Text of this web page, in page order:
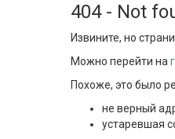
404 - Not
Извините, но
Можно перейти на
Похоже, это было
не верный
устаревшая